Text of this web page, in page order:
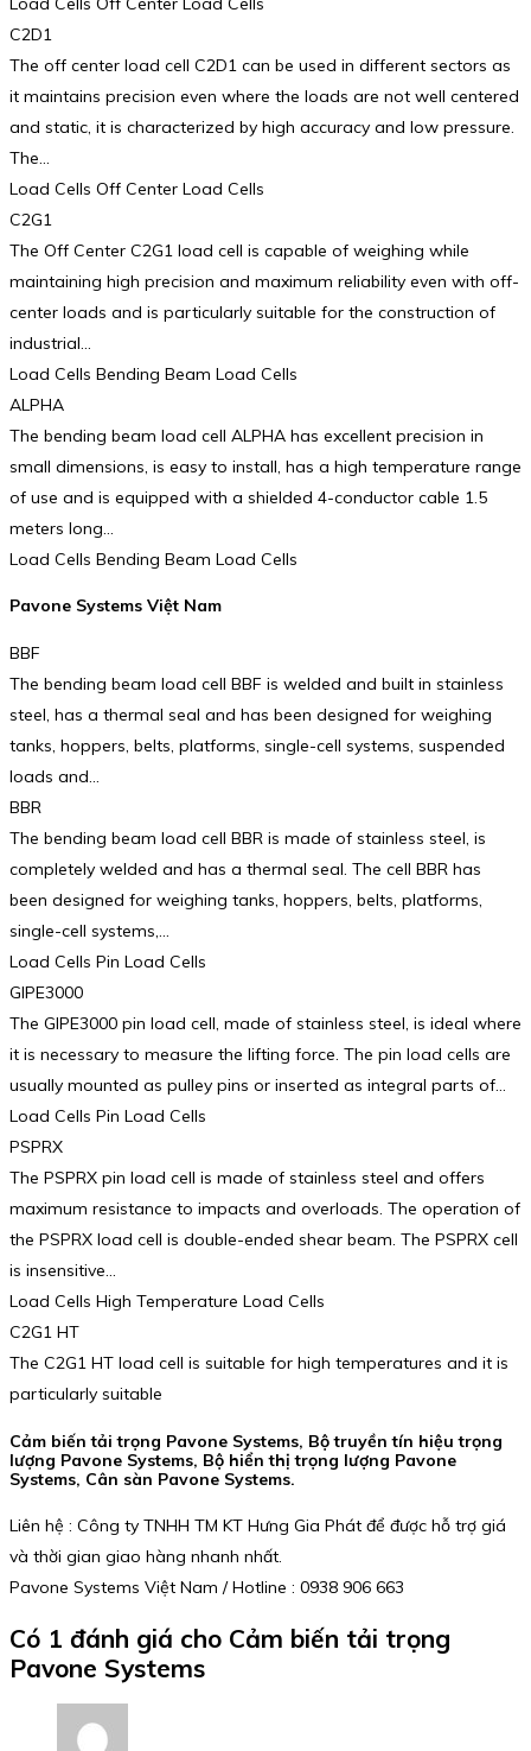
C2D1
The off center load cell C2D1 can be used in different sectors as
it maintains precision even where the loads are not well centered
and static, it is characterized by high accuracy and low pressure.
The…
Load Cells Off Center Load Cells
C2G1
The Off Center C2G1 load cell is capable of weighing while
maintaining high precision and maximum reliability even with off-
center loads and is particularly suitable for the construction of
industrial…
Load Cells Bending Beam Load Cells
ALPHA
The bending beam load cell ALPHA has excellent precision in
small dimensions, is easy to install, has a high temperature range
of use and is equipped with a shielded 4-conductor cable 1.5
meters long…
Load Cells Bending Beam Load Cells
Pavone Systems Việt Nam
BBF
The bending beam load cell BBF is welded and built in stainless
steel, has a thermal seal and has been designed for weighing
tanks, hoppers, belts, platforms, single-cell systems, suspended
loads and…
BBR
The bending beam load cell BBR is made of stainless steel, is
completely welded and has a thermal seal. The cell BBR has
been designed for weighing tanks, hoppers, belts, platforms,
single-cell systems,…
Load Cells Pin Load Cells
GIPE3000
The GIPE3000 pin load cell, made of stainless steel, is ideal where
it is necessary to measure the lifting force. The pin load cells are
usually mounted as pulley pins or inserted as integral parts of…
Load Cells Pin Load Cells
PSPRX
The PSPRX pin load cell is made of stainless steel and offers
maximum resistance to impacts and overloads. The operation of
the PSPRX load cell is double-ended shear beam. The PSPRX cell
is insensitive…
Load Cells High Temperature Load Cells
C2G1 HT
The C2G1 HT load cell is suitable for high temperatures and it is
particularly suitable
Cảm biến tải trọng Pavone Systems, Bộ truyền tín hiệu trọng
lượng Pavone Systems, Bộ hiển thị trọng lượng Pavone
Systems, Cân sàn Pavone Systems.
Liên hệ : Công ty TNHH TM KT Hưng Gia Phát để được hỗ trợ giá
và thời gian giao hàng nhanh nhất.
Pavone Systems Việt Nam / Hotline : 0938 906 663
Có 1 đánh giá cho Cảm biến tải trọng
Pavone Systems